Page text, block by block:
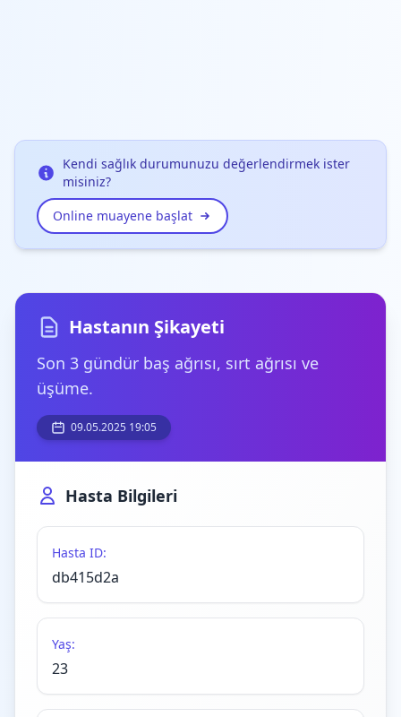
Kendi sağlık durumunuzu değerlendirmek ister
misiniz?
Online muayene başlat
Hastanın Şikayeti
Son 3 gündür baş ağrısı, sırt ağrısı ve
üşüme.
09.05.2025 19:05
Hasta Bilgileri
Hasta ID:
db415d2a
Yaş:
23